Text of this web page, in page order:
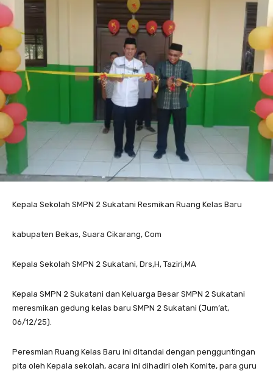
Kepala Sekolah SMPN 2 Sukatani Resmikan Ruang Kelas Baru
kabupaten Bekas, Suara Cikarang, Com
Kepala Sekolah SMPN 2 Sukatani, Drs,H, Taziri,MA
Kepala SMPN 2 Sukatani dan Keluarga Besar SMPN 2 Sukatani
meresmikan gedung kelas baru SMPN 2 Sukatani (Jum’at,
06/12/25).
Peresmian Ruang Kelas Baru ini ditandai dengan pengguntingan
pita oleh Kepala sekolah, acara ini dihadiri oleh Komite, para guru